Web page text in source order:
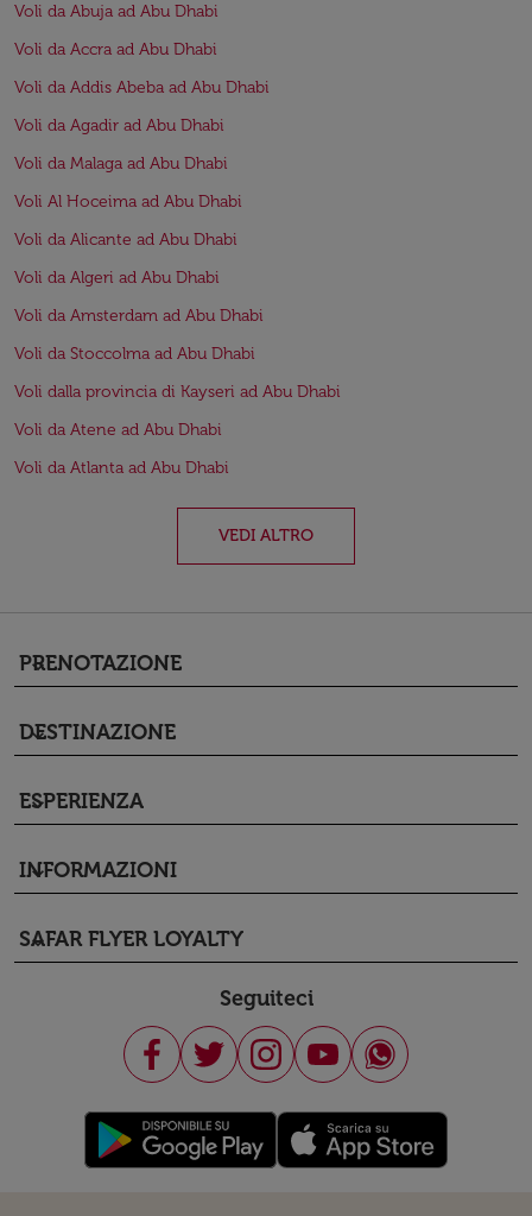
Voli da Abuja ad Abu Dhabi
Voli da Accra ad Abu Dhabi
Voli da Addis Abeba ad Abu Dhabi
Voli da Agadir ad Abu Dhabi
Voli da Malaga ad Abu Dhabi
Voli Al Hoceima ad Abu Dhabi
Voli da Alicante ad Abu Dhabi
Voli da Algeri ad Abu Dhabi
Voli da Amsterdam ad Abu Dhabi
Voli da Stoccolma ad Abu Dhabi
Voli dalla provincia di Kayseri ad Abu Dhabi
Voli da Atene ad Abu Dhabi
Voli da Atlanta ad Abu Dhabi
VEDI ALTRO
PRENOTAZIONE
keyboard_arrow_down
DESTINAZIONE
keyboard_arrow_down
ESPERIENZA
keyboard_arrow_down
INFORMAZIONI
keyboard_arrow_down
SAFAR FLYER LOYALTY
keyboard_arrow_down
Seguiteci